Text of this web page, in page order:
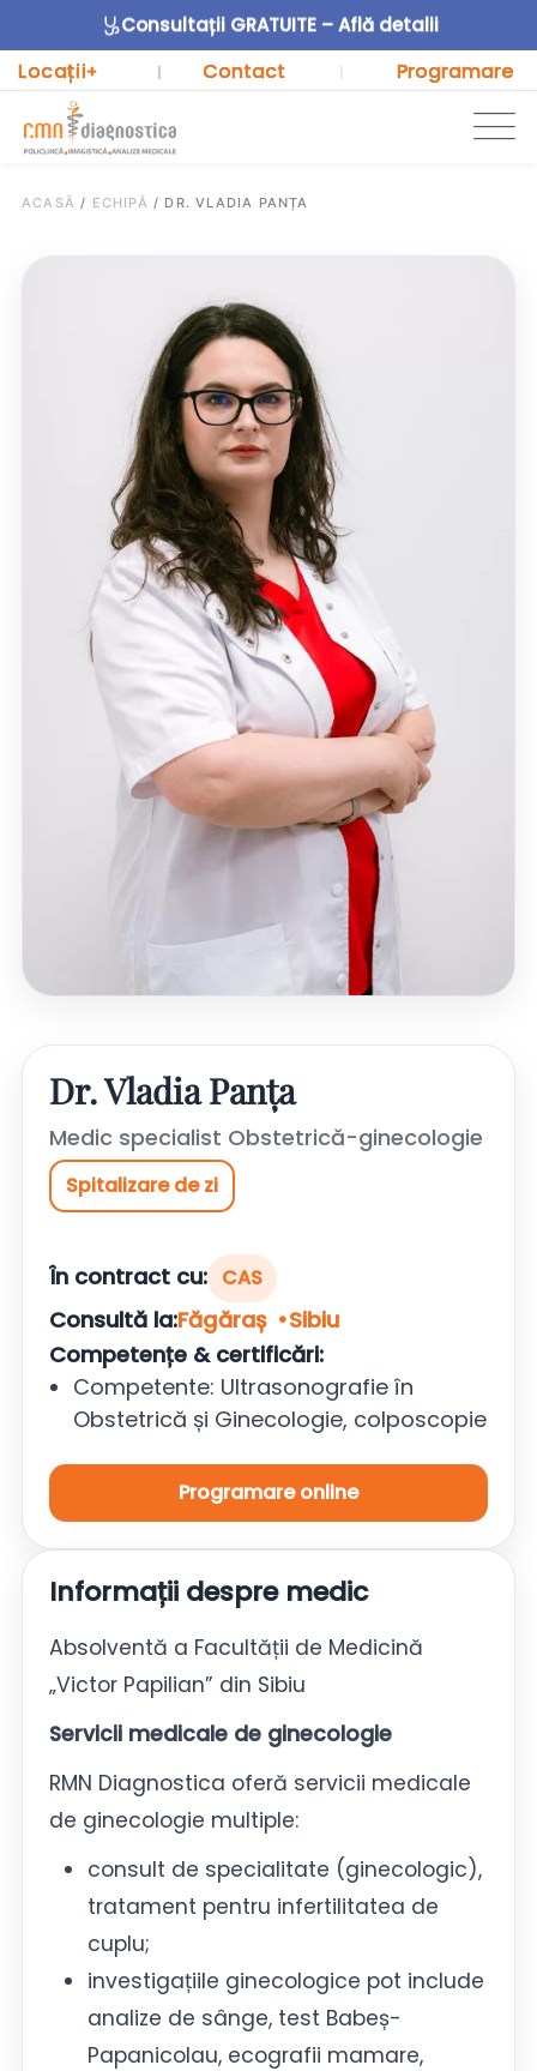
Consultații GRATUITE – Află detalii
Locații+ | Contact Programare
ACASĂ / ECHIPĂ / DR. VLADIA PANȚA
Dr. Vladia Panța
Medic specialist Obstetrică-ginecologie
Spitalizare de zi
În contract cu: CAS
Consultă la:Făgăraș
Sibiu
Competențe & certificări:
Competente: Ultrasonografie în
Obstetrică și Ginecologie, colposcopie
Programare online
Informații despre medic
Absolventă a Facultății de Medicină
„Victor Papilian” din Sibiu
Servicii medicale de ginecologie
RMN Diagnostica oferă servicii medicale
de ginecologie multiple:
consult de specialitate (ginecologic),
tratament pentru infertilitatea de
cuplu;
investigațiile ginecologice pot include
analize de sânge, test Babeș-
Papanicolau, ecografii mamare,